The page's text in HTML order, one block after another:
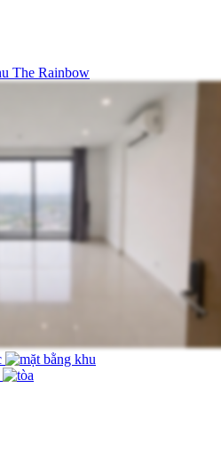
The Rainbow